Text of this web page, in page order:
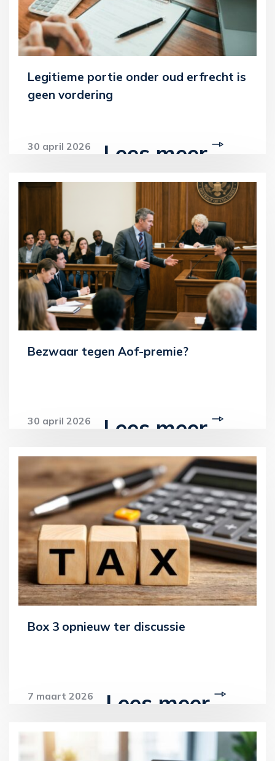
Legitieme portie onder oud erfrecht is
geen vordering
30 april 2026 Lees meer
Bezwaar tegen Aof-premie?
30 april 2026 Lees meer
Box 3 opnieuw ter discussie
7 maart 2026 Lees meer